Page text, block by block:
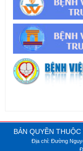
BẢN QUYỀN
Địa chỉ: Đường